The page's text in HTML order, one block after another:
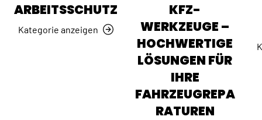
ARBEITSSCHUTZ
Kategorie anzeigen
KFZ-
WERKZEUGE –
HOCHWERTIGE
LÖSUNGEN FÜR
IHRE
FAHRZEUGREPA
RATUREN